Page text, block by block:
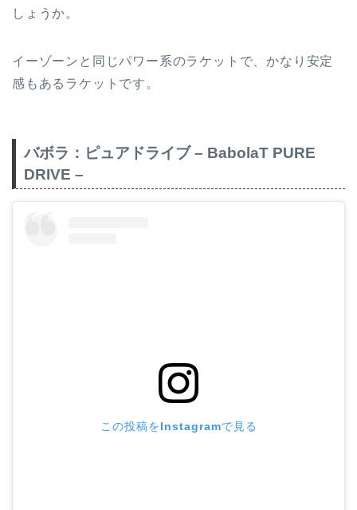
しょうか。
イーゾーンと同じパワー系のラケットで、かなり安定
感もあるラケットです。
バボラ：ピュアドライブ – BabolaT PURE
DRIVE –
この投稿をInstagramで見る